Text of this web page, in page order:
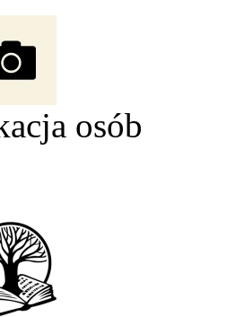
osób